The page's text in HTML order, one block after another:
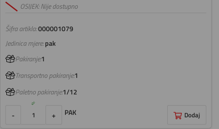
Šifra artikla:000001079
OSIJEK: Nije dostupno
Jedinica mjere:pak
Pakiranje:1
Transportno pakiranje:1
Paletno pakiranje:1/12
- + PAK Dodaj